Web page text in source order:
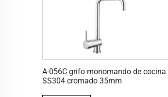
A-056C grifo monomando de cocina
SS304 cromado 35mm